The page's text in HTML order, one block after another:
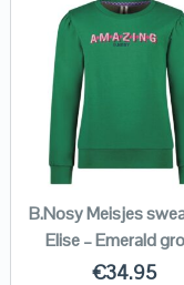
B.Nosy Meisjes
Elise – Emerald
€34.95